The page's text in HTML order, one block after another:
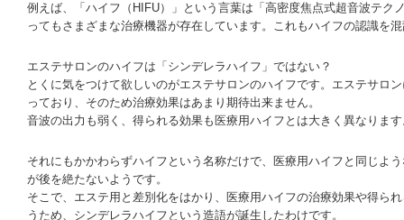
例えば、「ハイフ（HIFU）」という言葉は「高密度焦点式超音波テク
ってもさまざまな治療機器が存在しています。これもハイフの認識を
エステサロンのハイフは「シンデレラハイフ」ではない？
とくに気をつけて欲しいのがエステサロンのハイフです。エステサロ
っており、そのため治療効果はあまり期待出来ません。
音波の出力も弱く、得られる効果も医療用ハイフとは大きく異なりま
それにもかかわらずハイフという名称だけで、医療用ハイフと同じよ
が後を絶たないようです。
そこで、エステ用と差別化をはかり、医療用ハイフの治療効果や得ら
うため、シンデレラハイフという造語が誕生したわけです。